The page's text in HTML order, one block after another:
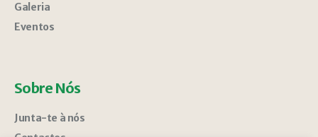
Galeria
Eventos
Sobre Nós
Junta-te à nós